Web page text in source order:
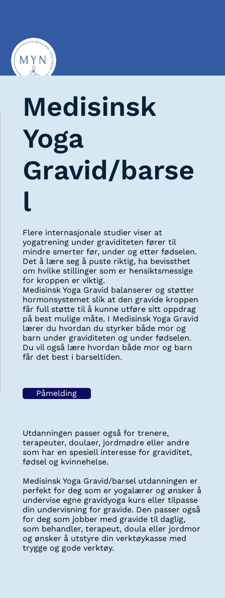
Medisinsk
Yoga
Gravid/barse
l
Flere internasjonale studier viser at
yogatrening under graviditeten fører til
mindre smerter før, under og etter fødselen.
Det å lære seg å puste riktig, ha bevissthet
om hvilke stillinger som er hensiktsmessige
for kroppen er viktig.
Medisinsk Yoga Gravid balanserer og støtter
hormonsystemet slik at den gravide kroppen
får full støtte til å kunne utføre sitt oppdrag
på best mulige måte. I Medisinsk Yoga Gravid
lærer du hvordan du styrker både mor og
barn under graviditeten og under fødselen.
Du vil også lære hvordan både mor og barn
får det best i barseltiden.
Påmelding
Utdanningen passer også for trenere,
terapeuter, doulaer, jordmødre eller andre
som har en spesiell interesse for graviditet,
fødsel og kvinnehelse.
Medisinsk Yoga Gravid/barsel utdanningen er
perfekt for deg som er yogalærer og ønsker å
undervise egne gravidyoga kurs eller tilpasse
din undervisning for gravide. Den passer også
for deg som jobber med gravide til daglig,
som behandler, terapeut, doula eller jordmor
og ønsker å utstyre din verktøykasse med
trygge og gode verktøy.